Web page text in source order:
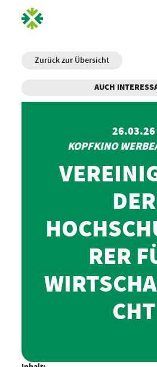
Zurück zur Übersicht
AUCH
26.03.26
KOPFKINO
DER
RER
CHT